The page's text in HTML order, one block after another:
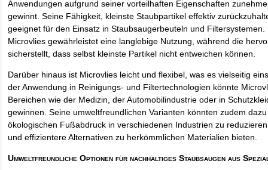
Anwendungen aufgrund seiner vorteilhaften Eigenschaften
gewinnt. Seine Fähigkeit, kleinste Staubpartikel effektiv
geeignet für den Einsatz in Staubsaugerbeuteln und
Microvlies gewährleistet eine langlebige Nutzung, während die
sicherstellt, dass selbst kleinste Partikel nicht entweichen können.
Darüber hinaus ist Microvlies leicht und flexibel, was es vielseitig
der Anwendung in Reinigungs- und Filtertechnologien könnte
Bereichen wie der Medizin, der Automobilindustrie oder in
gewinnen. Seine umweltfreundlichen Varianten könnten zudem
ökologischen Fußabdruck in verschiedenen Industrien zu
und effizientere Alternativen zu herkömmlichen Materialien bieten.
Umweltfreundliche Optionen für nachhaltiges Staubsaugen aus